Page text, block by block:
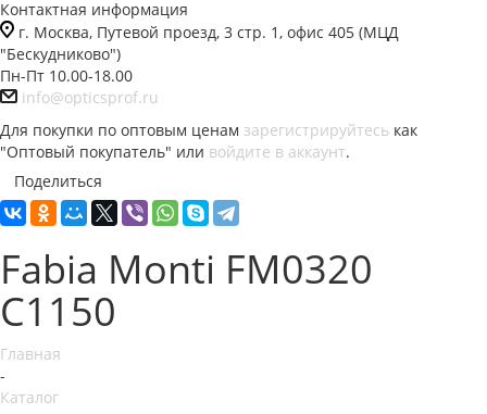
Контактная информация
г. Москва, Путевой проезд, 3 стр. 1, офис 405 (МЦД
"Бескудниково")
Пн-Пт 10.00-18.00
info@opticsprof.ru
Для покупки по оптовым ценам зарегистрируйтесь как
"Оптовый покупатель" или войдите в аккаунт.
Поделиться
Fabia Monti FM0320
C1150
Главная
-
Каталог